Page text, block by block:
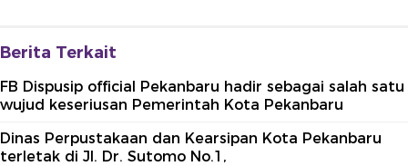
Berita Terkait
FB Dispusip official Pekanbaru hadir sebagai salah satu
wujud keseriusan Pemerintah Kota Pekanbaru
Dinas Perpustakaan dan Kearsipan Kota Pekanbaru
terletak di Jl. Dr. Sutomo No.1,